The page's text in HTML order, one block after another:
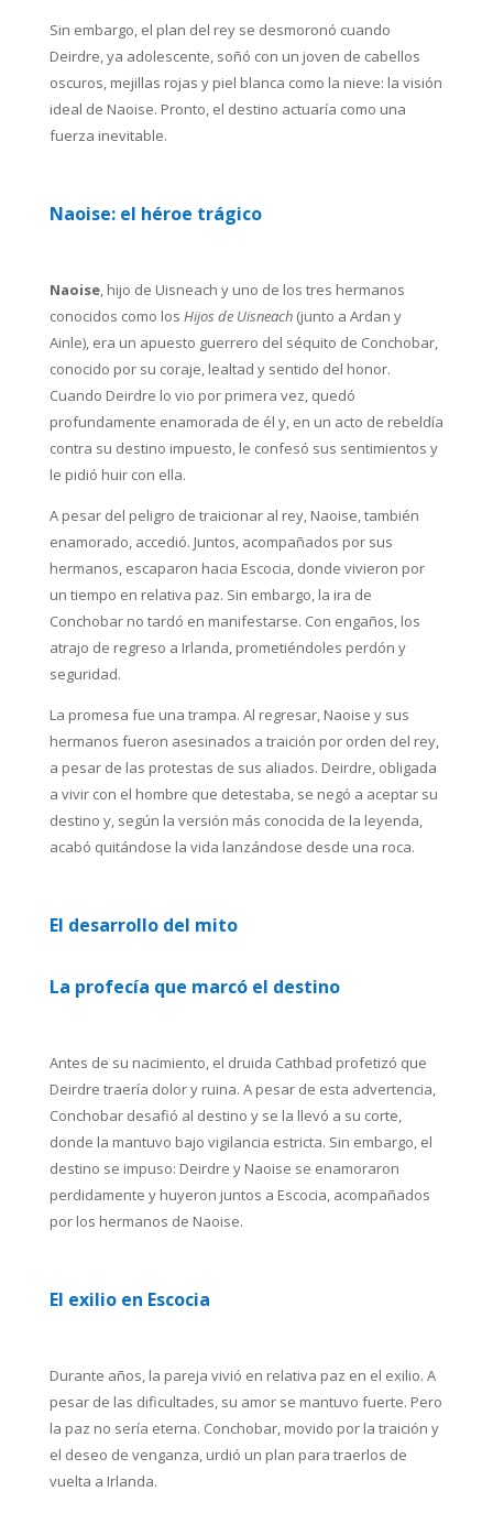
Sin embargo, el plan del rey se desmoronó cuando
Deirdre, ya adolescente, soñó con un joven de cabellos
oscuros, mejillas rojas y piel blanca como la nieve: la visión
ideal de Naoise. Pronto, el destino actuaría como una
fuerza inevitable.
Naoise: el héroe trágico
Naoise, hijo de Uisneach y uno de los tres hermanos
conocidos como los Hijos de Uisneach(junto a Ardan y
Ainle), era un apuesto guerrero del séquito de Conchobar,
conocido por su coraje, lealtad y sentido del honor.
Cuando Deirdre lo vio por primera vez, quedó
profundamente enamorada de él y, en un acto de rebeldía
contra su destino impuesto, le confesó sus sentimientos y
le pidió huir con ella.
A pesar del peligro de traicionar al rey, Naoise, también
enamorado, accedió. Juntos, acompañados por sus
hermanos, escaparon hacia Escocia, donde vivieron por
un tiempo en relativa paz. Sin embargo, la ira de
Conchobar no tardó en manifestarse. Con engaños, los
atrajo de regreso a Irlanda, prometiéndoles perdón y
seguridad.
La promesa fue una trampa. Al regresar, Naoise y sus
hermanos fueron asesinados a traición por orden del rey,
a pesar de las protestas de sus aliados. Deirdre, obligada
a vivir con el hombre que detestaba, se negó a aceptar su
destino y, según la versión más conocida de la leyenda,
acabó quitándose la vida lanzándose desde una roca.
El desarrollo del mito
La profecía que marcó el destino
Antes de su nacimiento, el druida Cathbad profetizó que
Deirdre traería dolor y ruina. A pesar de esta advertencia,
Conchobar desafió al destino y se la llevó a su corte,
donde la mantuvo bajo vigilancia estricta. Sin embargo, el
destino se impuso: Deirdre y Naoise se enamoraron
perdidamente y huyeron juntos a Escocia, acompañados
por los hermanos de Naoise.
El exilio en Escocia
Durante años, la pareja vivió en relativa paz en el exilio. A
pesar de las dificultades, su amor se mantuvo fuerte. Pero
la paz no sería eterna. Conchobar, movido por la traición y
el deseo de venganza, urdió un plan para traerlos de
vuelta a Irlanda.